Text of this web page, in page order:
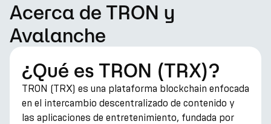
Acerca de TRON y
Avalanche
¿Qué es TRON (TRX)?
TRON (TRX) es una plataforma blockchain enfocada
en el intercambio descentralizado de contenido y
las aplicaciones de entretenimiento, fundada por